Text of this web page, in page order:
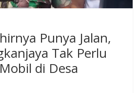
Punya Jalan,
Tak Perlu
di Desa